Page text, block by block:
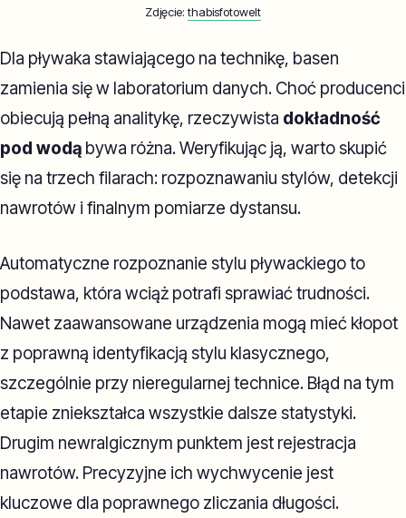
Zdjęcie:thabisfotowelt
Dla pływaka stawiającego na technikę, basen
zamienia się w laboratorium danych. Choć producenci
obiecują pełną analitykę, rzeczywista dokładność
pod wodą bywa różna. Weryfikując ją, warto skupić
się na trzech filarach: rozpoznawaniu stylów, detekcji
nawrotów i finalnym pomiarze dystansu.
Automatyczne rozpoznanie stylu pływackiego to
podstawa, która wciąż potrafi sprawiać trudności.
Nawet zaawansowane urządzenia mogą mieć kłopot
z poprawną identyfikacją stylu klasycznego,
szczególnie przy nieregularnej technice. Błąd na tym
etapie zniekształca wszystkie dalsze statystyki.
Drugim newralgicznym punktem jest rejestracja
nawrotów. Precyzyjne ich wychwycenie jest
kluczowe dla poprawnego zliczania długości.